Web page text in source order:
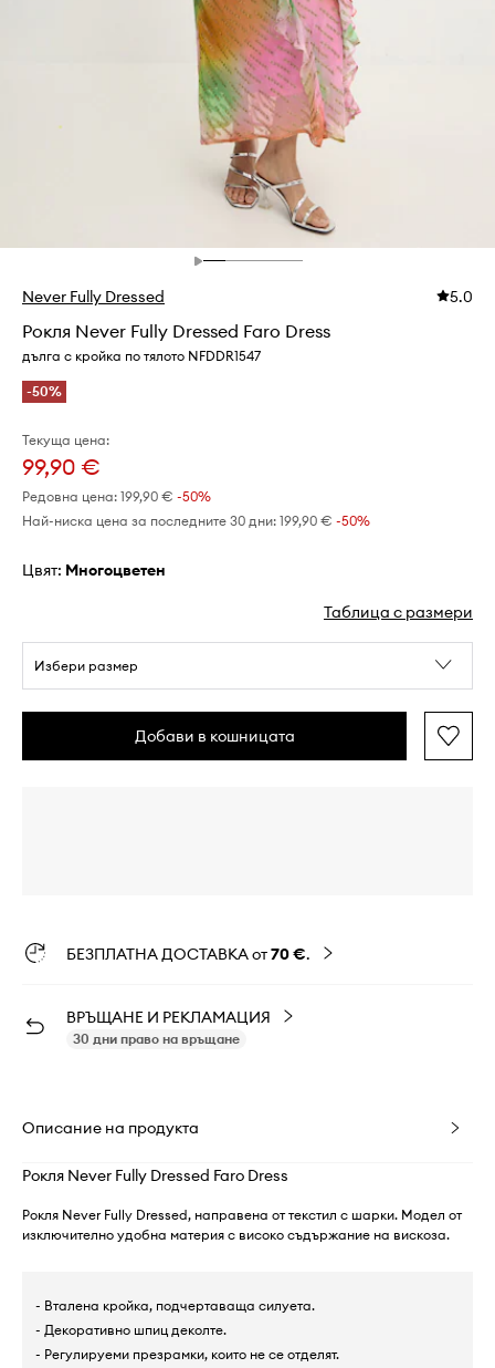
Never Fully Dressed 5.0
Рокля Never Fully Dressed Faro Dress
дълга с кройка по тялото NFDDR1547
-50%
Текуща цена:
99,90 €
Редовна цена: 199,90 € -50%
Най-ниска цена за последните 30 дни: 199,90 € -50%
Цвят: многоцветен
Таблица с размери
Избери размер
Добави в кошницата
БЕЗПЛАТНА ДОСТАВКА от70 €.
ВРЪЩАНЕ И РЕКЛАМАЦИЯ
30 дни право на връщане
Описание на продукта
Рокля Never Fully Dressed Faro Dress
Рокля Never Fully Dressed, направена от текстил с шарки. Модел от
изключително удобна материя с високо съдържание на вискоза.
- Вталена кройка, подчертаваща силуета.
- Декоративно шпиц деколте.
- Регулируеми презрамки, които не се отделят.